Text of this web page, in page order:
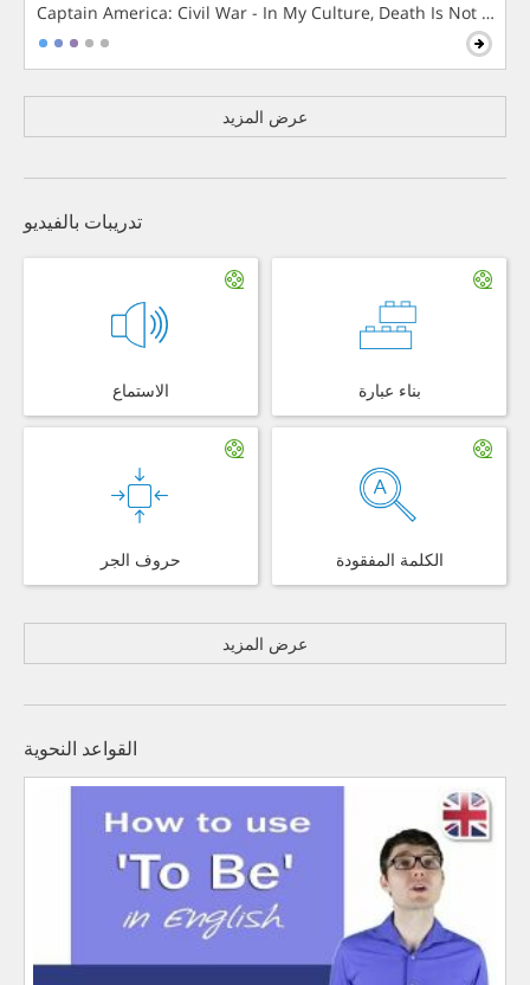
Captain America: Civil War - In My Culture, Death Is Not The
عرض المزيد
تدريبات بالفيديو
الاستماع بناء عبارة
حروف الجر الكلمة المفقودة
عرض المزيد
القواعد النحوية